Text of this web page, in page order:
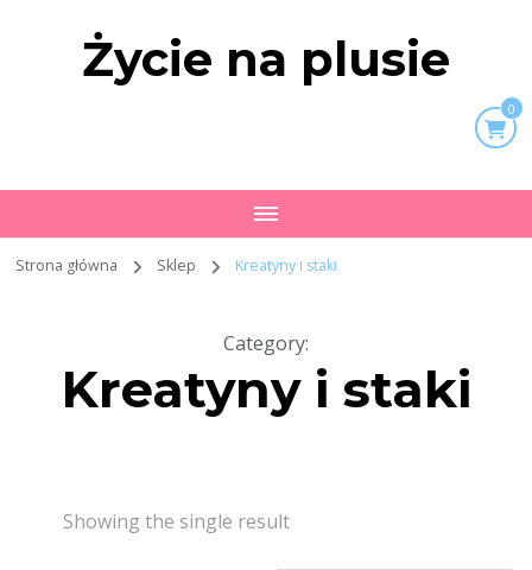
Życie na plusie
0
Strona główna Sklep Kreatyny i staki
Category:
Kreatyny i staki
Showing the single result